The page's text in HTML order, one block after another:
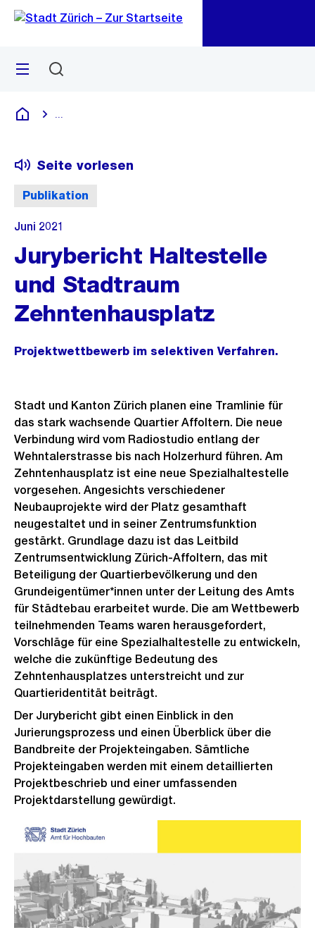
Navigation
Sprunglink
Menü
Deutsch
Publikation
Seite vorlesen
Juni 2021
Jurybericht Haltestelle
und Stadtraum
Zehntenhausplatz
Projektwettbewerb im selektiven Verfahren.
Stadt und Kanton Zürich planen eine Tramlinie für
das stark wachsende Quartier Affoltern. Die neue
Verbindung wird vom Radiostudio entlang der
Wehntalerstrasse bis nach Holzerhurd führen. Am
Zehntenhausplatz ist eine neue Spezialhaltestelle
vorgesehen. Angesichts verschiedener
Neubauprojekte wird der Platz gesamthaft
neugestaltet und in seiner Zentrumsfunktion
gestärkt. Grundlage dazu ist das Leitbild
Zentrumsentwicklung Zürich-Affoltern, das mit
Beteiligung der Quartierbevölkerung und den
Grundeigentümer*innen unter der Leitung des Amts
für Städtebau erarbeitet wurde. Die am Wettbewerb
teilnehmenden Teams waren herausgefordert,
Vorschläge für eine Spezialhaltestelle zu entwickeln,
welche die zukünftige Bedeutung des
Zehntenhausplatzes unterstreicht und zur
Quartieridentität beiträgt.
Der Jurybericht gibt einen Einblick in den
Jurierungsprozess und einen Überblick über die
Bandbreite der Projekteingaben. Sämtliche
Projekteingaben werden mit einem detaillierten
Projektbeschrieb und einer umfassenden
Projektdarstellung gewürdigt.